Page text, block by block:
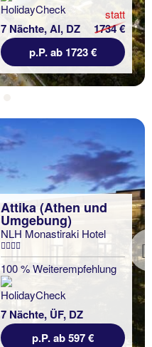
7 Nächte, AI, DZ
statt
1734 €
p.P. ab 1723 €
Attika (Athen und
Umgebung)
NLH Monastiraki Hotel
100 % Weiterempfehlung
7 Nächte, ÜF, DZ
p.P. ab 597 €